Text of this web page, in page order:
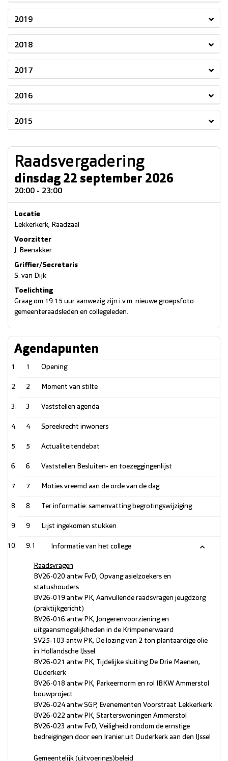
2019
2018
2017
2016
2015
Raadsvergadering
dinsdag 22 september 2026
20:00 - 23:00
Locatie
Lekkerkerk, Raadzaal
Voorzitter
J. Beenakker
Griffier/Secretaris
S. van Dijk
Toelichting
Graag om 19.15 uur aanwezig zijn i.v.m. nieuwe groepsfoto
gemeenteraadsleden en collegeleden.
Agendapunten
1 Opening
2 Moment van stilte
3 Vaststellen agenda
4 Spreekrecht inwoners
5 Actualiteitendebat
6 Vaststellen Besluiten- en toezeggingenlijst
7 Moties vreemd aan de orde van de dag
8 Ter informatie: samenvatting begrotingswijziging
9 Lijst ingekomen stukken
9.1 Informatie van het college
Raadsvragen
BV26-020 antw FvD, Opvang asielzoekers en
statushouders
BV26-019 antw PK, Aanvullende raadsvragen jeugdzorg
(praktijkgericht)
BV26-016 antw PK, Jongerenvoorziening en
uitgaansmogelijkheden in de Krimpenerwaard
SV25-103 antw PK, De lozing van 2 ton plantaardige olie
in Hollandsche IJssel
BV26-021 antw PK, Tijdelijke sluiting De Drie Maenen,
Ouderkerk
BV26-018 antw PK, Parkeernorm en rol IBKW Ammerstol
bouwproject
BV26-024 antw SGP, Evenementen Voorstraat Lekkerkerk
BV26-022 antw PK, Starterswoningen Ammerstol
BV26-023 antw FvD, Veiligheid rondom de ernstige
bedreigingen door een Iranier uit Ouderkerk aan den IJssel
Gemeentelijk (uitvoerings)beleid